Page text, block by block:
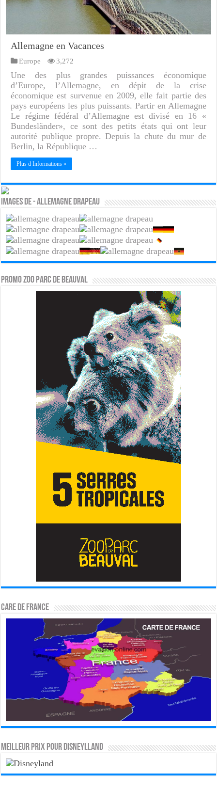
Allemagne en Vacances
Europe 3,272
Une des plus grandes puissances économique
d’Europe, l’Allemagne, en dépit de la crise
économique est survenue en 2009, elle fait partie des
pays européens les plus puissants. Partir en Allemagne
Le régime fédéral d’Allemagne est divisé en 16 «
Bundesländer», ce sont des petits états qui ont leur
autorité publique propre. Depuis la chute du mur de
Berlin, la République …
Plus d Informations »
Images de - Allemagne drapeau
PROMO ZOO PARC DE BEAUVAL
CARE DE FRANCE
MEILLEUR PRIX POUR DISNEYLLAND